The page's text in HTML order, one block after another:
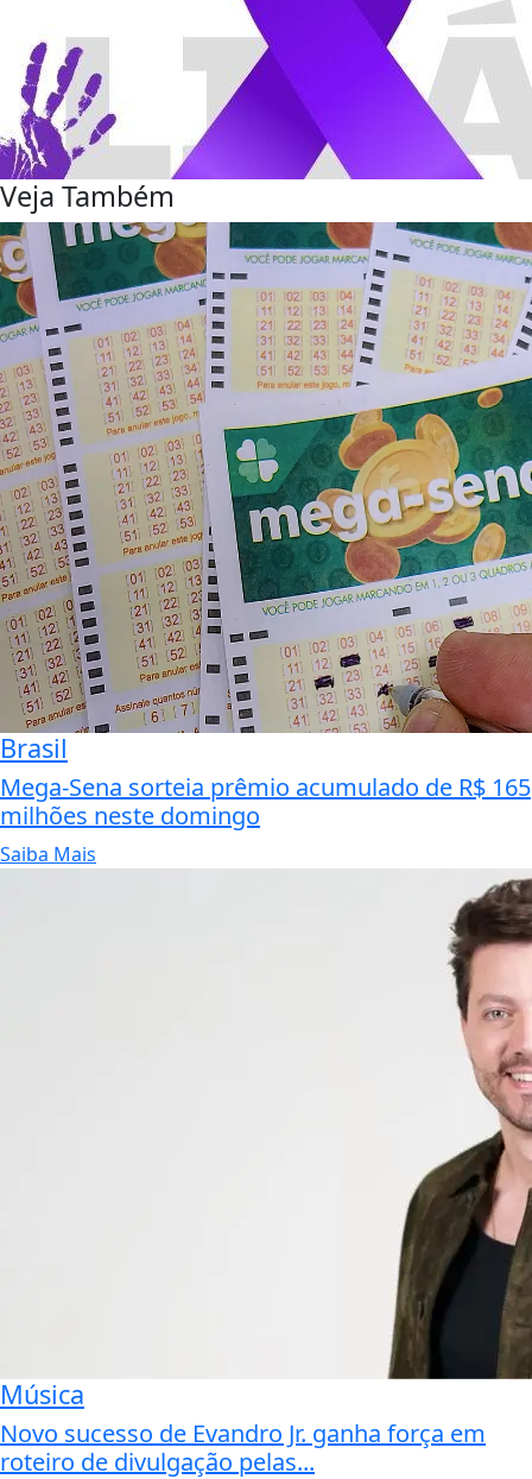
Veja Também
Brasil
Mega-Sena sorteia prêmio acumulado de R$ 165
milhões neste domingo
Saiba Mais
Música
Novo sucesso de Evandro Jr. ganha força em
roteiro de divulgação pelas...